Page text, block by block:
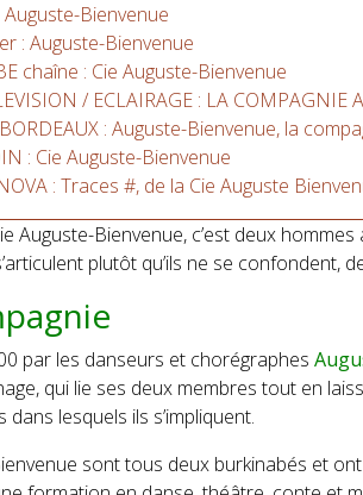
Auguste-Bienvenue
: Auguste-Bienvenue
chaîne : Cie Auguste-Bienvenue
/ ECLAIRAGE : LA COMPAGNIE
: Auguste-Bienvenue, la
: Cie Auguste-Bienvenue
: Traces #, de la Cie Auguste
Auguste-Bienvenue, c’est deux
plutôt qu’ils ne se confondent,
par les danseurs et chorégraphes
qui lie ses deux membres tout en
dans lesquels ils s’impliquent.
sont tous deux burkinabés et